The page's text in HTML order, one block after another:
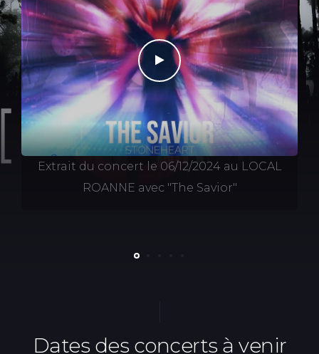
Play
Extrait du concert le 06/12/2024 au LOCAL
ROANNE avec "The Savior"
Dates des concerts à venir